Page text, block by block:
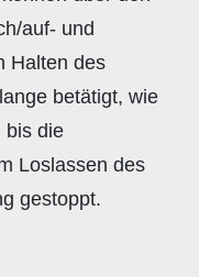
auf- und
Halten des
betätigt, wie
bis die
Loslassen des
gestoppt.